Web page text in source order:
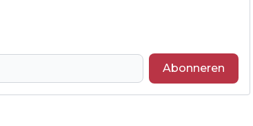
Abonneren